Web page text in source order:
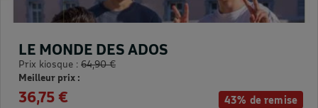
43% de remise
LE MONDE DES ADOS
Prix kiosque : 64,90 €
Meilleur prix :
36,75 €